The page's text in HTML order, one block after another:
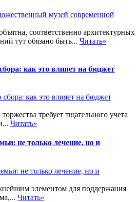
соответственно архитектурных
тут обязано быть... Читать»
как это влияет на бюджет
требует тщательного учета
Читать»
не только лечение, но и
элементом для поддержания
Читать»